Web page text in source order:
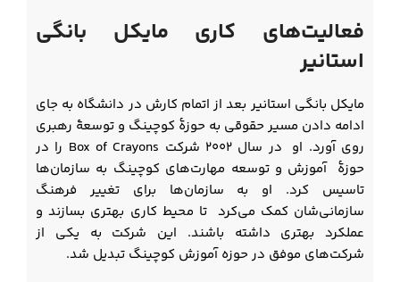
فعالیت‌های کاری مایکل بانگی
استانیر
مایکل بانگی استانیر بعد از اتمام کارش در دانشگاه به جای
ادامه دادن مسیر حقوقی به حوزۀ کوچینگ و توسعۀ رهبری
روی آورد. او در سال ۲۰۰۲ شرکت Box of Crayons را در
حوزۀ آموزش و توسعه مهارت‌های کوچینگ به سازمان‌ها
تاسیس کرد. او به سازمان‌ها برای تغییر فرهنگ
سازمانی‌شان کمک می‌کرد تا محیط کاری بهتری بسازند و
عملکرد بهتری داشته باشند. این شرکت به یکی از
شرکت‌های موفق در حوزه آموزش کوچینگ تبدیل شد.